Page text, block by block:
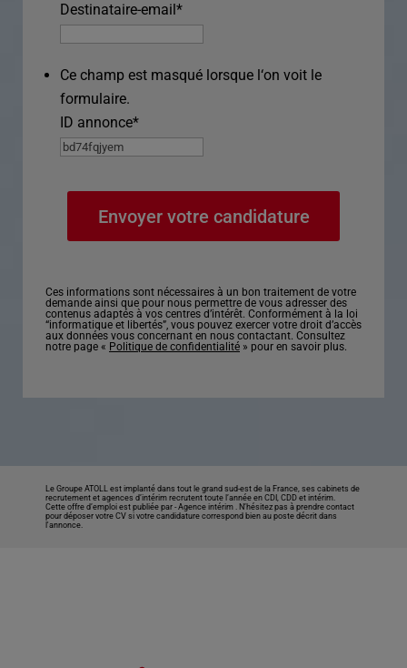
Destinataire-email*
Ce champ est masqué lorsque l‘on voit le
formulaire.
ID annonce*
Ces informations sont nécessaires à un bon traitement de votre
demande ainsi que pour nous permettre de vous adresser des
contenus adaptés à vos centres d’intérêt. Conformément à la loi
“informatique et libertés”, vous pouvez exercer votre droit d’accès
aux données vous concernant en nous contactant. Consultez
notre page « Politique de confidentialité » pour en savoir plus.
Le Groupe ATOLL est implanté dans tout le grand sud-est de la France, ses cabinets de
recrutement et agences d’intérim recrutent toute l’année en CDI, CDD et intérim.
Cette offre d’emploi est publiée par -Agence intérim . N’hésitez pas à prendre contact
pour déposer votre CV si votre candidature correspond bien au poste décrit dans
l'annonce.